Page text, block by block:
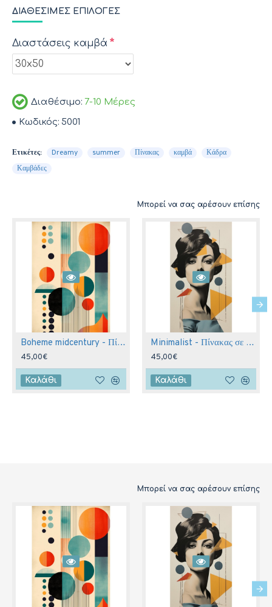
Διαθέσιμο: 7-10 Μέρες
Κωδικός: 5001
ΔΙΑΘΈΣΙΜΕΣ ΕΠΙΛΟΓΈΣ
Διαστάσεις καμβά
Ετικέτες: Dreamy summer Πίνακας καμβά
Κάδρα
Καμβάδες
Μπορεί να σας αρέσουν επίσης
Boheme midcentury - Πίνακας σε καμβά
45,00€
Καλάθι
Minimalist - Πίνακας σε καμβά
45,00€
Καλάθι
Μπορεί να σας αρέσουν επίσης